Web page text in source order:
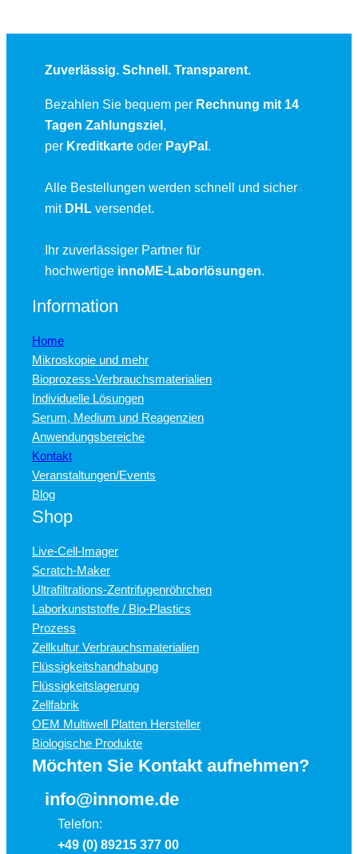
Zuverlässig. Schnell. Transparent.
Bezahlen Sie bequem per Rechnung mit 14
Tagen Zahlungsziel
per Kreditkarte oder PayPal
Alle Bestellungen werden schnell und sicher
mit DHL versendet.
Ihr zuverlässiger Partner für
hochwertige innoME-Laborlösungen
Information
Home
Mikroskopie und mehr
Bioprozess-Verbrauchsmaterialien
Individuelle Lösungen
Serum, Medium und Reagenzien
Anwendungsbereiche
Kontakt
Veranstaltungen/Events
Blog
Shop
Live-Cell-Imager
Scratch-Maker
Ultrafiltrations-Zentrifugenröhrchen
Laborkunststoffe / Bio-Plastics
Prozess
Zellkultur Verbrauchsmaterialien
Flüssigkeitshandhabung
Flüssigkeitslagerung
Zellfabrik
OEM Multiwell Platten Hersteller
Biologische Produkte
Möchten Sie Kontakt aufnehmen?
info@innome.de
Telefon:
+49 (0) 89215 377 00